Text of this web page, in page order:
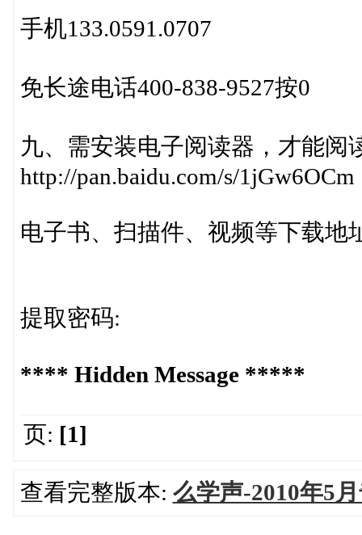
手机133.0591.0707
免长途电话400-838-9527按0
九、需安装电子阅读器，才能阅
http://pan.baidu.com/s/1jGw6OCm
电子书、扫描件、视频等下载地
提取密码:
**** Hidden Message *****
页: [1]
查看完整版本: 么学声-2010年5